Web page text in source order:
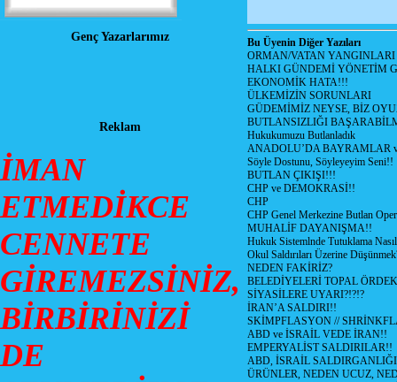
Genç Yazarlarımız
Reklam
İMAN
ETMEDİKCE
CENNETE
GİREMEZSİNİZ,
BİRBİRİNİZİ
DE
Bu Üyenin Diğer Yazıları
ORMAN/VATAN
HALKI GÜNDEMİ YÖNETİM
EKONOMİK HATA!!!
ÜLKEMİZİN SORUNLARI
GÜDEMİMİZ NEYSE, BİZ
BUTLANSIZLIĞI
Hukukumuzu Butlanladık
ANADOLU’DA BAYRAMLAR
Söyle Dostunu, Söyleyeyim Seni!!
BUTLAN ÇIKIŞI!!!
CHP ve DEMOKRASİ!!
CHP
CHP Genel Merkezine Butlan
MUHALİF DAYANIŞMA!!
Hukuk Sistemlnde Tutuklama
Okul Saldırıları Üzerine
NEDEN FAKİRİZ?
BELEDİYELERİ TOPAL
SİYASİLERE UYARI?!?!?
İRAN’A SALDIRI!!
SKİMPFLASYON //
ABD ve İSRAİL VEDE İRAN!!
EMPERYALİST SALDIRILAR!!
ABD, İSRAİL SALDIRGANLIĞI
ÜRÜNLER, NEDEN UCUZ,